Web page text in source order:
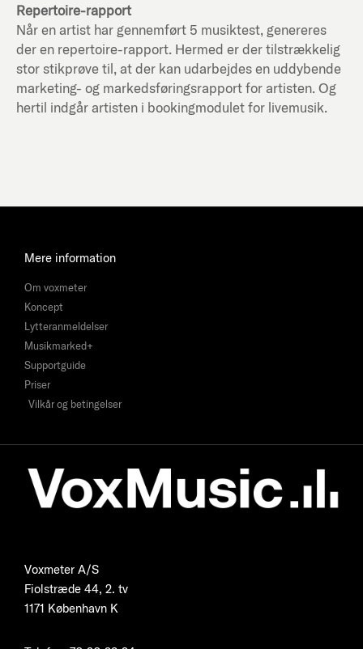
Repertoire-rapport
Når en artist har gennemført 5 musiktest, genereres
der en repertoire-rapport. Hermed er der tilstrækkelig
stor stikprøve til, at der kan udarbejdes en uddybende
marketing- og markedsføringsrapport for artisten. Og
hertil indgår artisten i bookingmodulet for livemusik.
Mere information
Om voxmeter
Koncept
Lytteranmeldelser
Musikmarked+
Supportguide
Priser
Vilkår og betingelser
Voxmeter A/S
Fiolstræde 44, 2. tv
1171 København K